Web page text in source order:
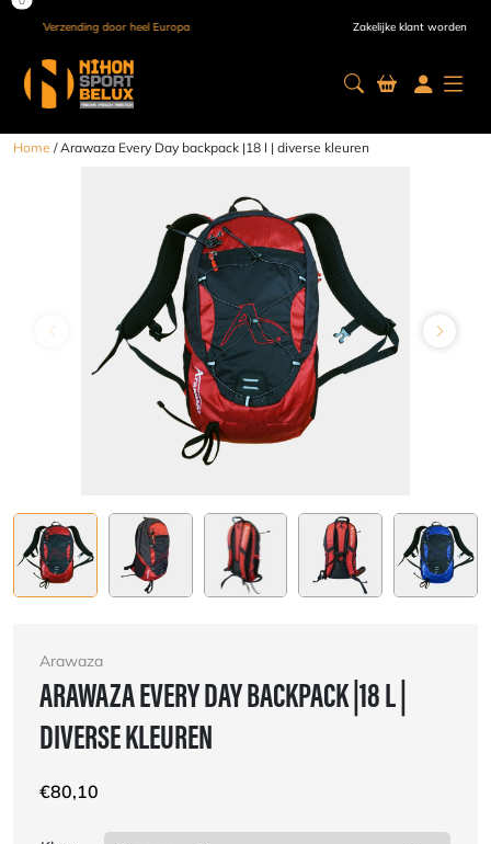
Verzending door heel Europa Zakelijke klant worden
Home / Arawaza Every Day backpack |18 l | diverse kleuren
Arawaza
ARAWAZA EVERY DAY BACKPACK |18 L |
DIVERSE KLEUREN
€80,10